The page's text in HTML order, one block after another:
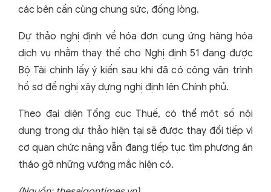
các bên cần cùng chung sức, đồng lòng.
Dự thảo nghị định về hóa đơn cung ứng hàng hóa
dịch vụ nhằm thay thế cho Nghị định 51 đang được
Bộ Tài chính lấy ý kiến sau khi đã có công văn trình
hồ sơ đề nghị xây dựng nghị định lên Chính phủ.
Theo đại diện Tổng cục Thuế, có thể một số nội
dung trong dự thảo hiện tại sẽ được thay đổi tiếp vì
cơ quan chức năng vẫn đang tiếp tục tìm phương án
tháo gỡ những vướng mắc hiện có.